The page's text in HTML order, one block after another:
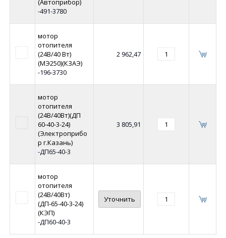
(Автоприбор)
-491-3780
мотор
отопителя
(24В/40 Вт)
(МЭ250)(КЗАЭ)
-196-3730
2 962,47
мотор
отопителя
(24В/40Вт)(ДП
60-40-3-24)
(Электроприбо
р г.Казань)
-ДП65-40-3
3 805,91
мотор
отопителя
(24В/40Вт)
(ДП-65-40-3-24)
(КЭП)
-ДП60-40-3
Уточнить